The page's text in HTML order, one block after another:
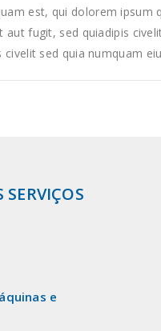
est, qui dolorem
aut fugit, sed quiadipis
civelit sed quia numquam
SERVIÇOS
e